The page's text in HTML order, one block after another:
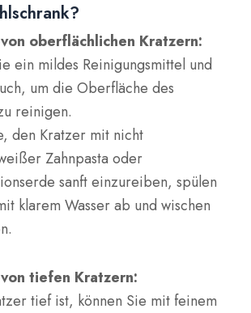
oberflächlichen Kratzern:
ein mildes Reinigungsmittel und
um die Oberfläche des
reinigen.
den Kratzer mit nicht
Zahnpasta oder
sanft einzureiben, spülen
klarem Wasser ab und wischen
tiefen Kratzern:
tief ist, können Sie mit feinem